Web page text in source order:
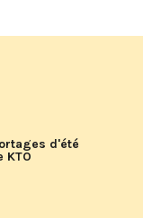
d'été
KTO